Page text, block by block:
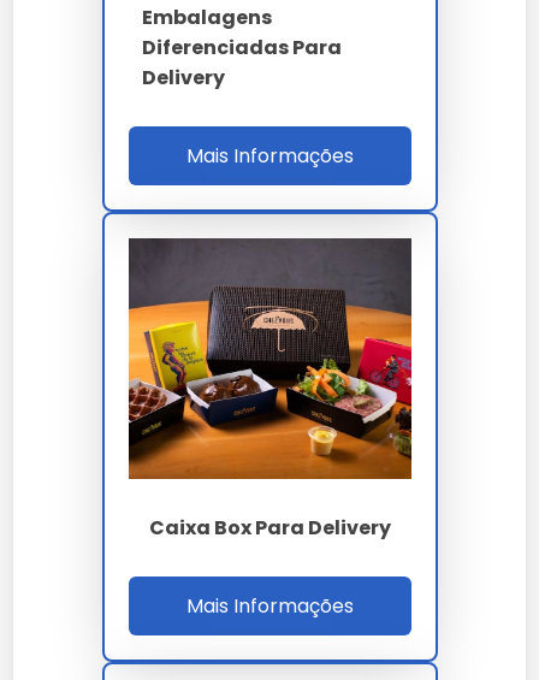
Flexografia
Resolução
BCT
6-8 kN ASTM D642
RDC 105 / FSC / ISO
12647-2
Embalagens
Diferenciadas Para
Delivery
Mais Informações
Caixa Box Para Delivery
Mais Informações